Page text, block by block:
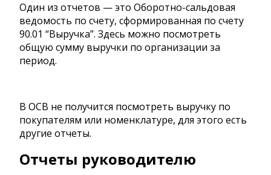
Один из отчетов — это Оборотно-сальдовая
ведомость по счету, сформированная по счету
90.01 “Выручка”. Здесь можно посмотреть
общую сумму выручки по организации за
период.
В ОСВ не получится посмотреть выручку по
покупателям или номенклатуре, для этого есть
другие отчеты.
Отчеты руководителю